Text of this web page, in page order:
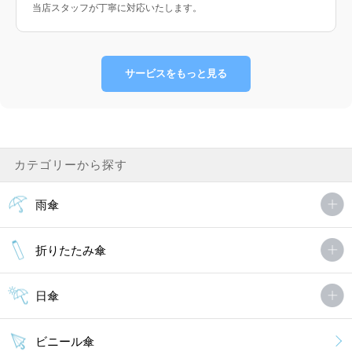
当店スタッフが丁寧に対応いたします。
サービスをもっと見る
カテゴリーから探す
雨傘
折りたたみ傘
日傘
ビニール傘